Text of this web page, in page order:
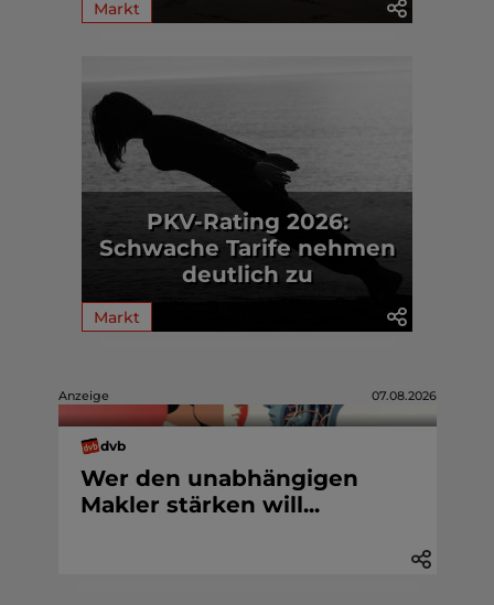
Markt
PKV-Rating 2026:
Schwache Tarife nehmen
deutlich zu
Markt
Anzeige 07.08.2026
dvb
Wer den unabhängigen
Makler stärken will...